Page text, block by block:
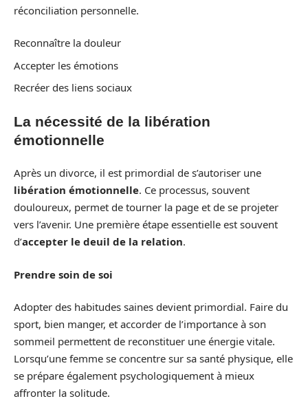
réconciliation personnelle.
Reconnaître la douleur
Accepter les émotions
Recréer des liens sociaux
La nécessité de la libération
émotionnelle
Après un divorce, il est primordial de s’autoriser une
libération émotionnelle. Ce processus, souvent
douloureux, permet de tourner la page et de se projeter
vers l’avenir. Une première étape essentielle est souvent
d’accepter le deuil de la relation.
Prendre soin de soi
Adopter des habitudes saines devient primordial. Faire du
sport, bien manger, et accorder de l’importance à son
sommeil permettent de reconstituer une énergie vitale.
Lorsqu’une femme se concentre sur sa santé physique, elle
se prépare également psychologiquement à mieux
affronter la solitude.